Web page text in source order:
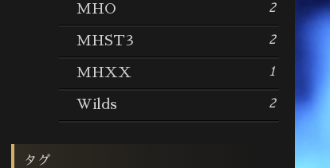
MHO 2
MHST3 2
MHXX 1
Wilds 2
タグ